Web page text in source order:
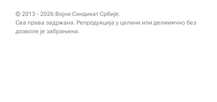
© 2013 - 2026 Војни Синдикат Србије.
Сва права задржана. Репродукција у целини или делимично без
дозволе је забрањена.